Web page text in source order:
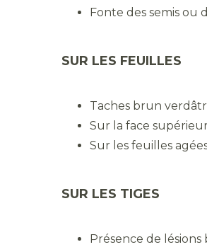
Fonte des semis ou
SUR LES FEUILLES
Taches brun
Sur la face
Sur les feuilles
SUR LES TIGES
Présence de